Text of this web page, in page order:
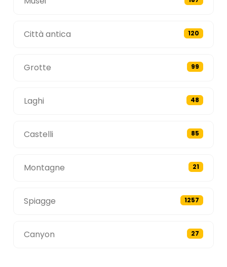
Città antica 120
Grotte 99
Laghi 48
Castelli 85
Montagne 21
Spiagge 1257
Canyon 27